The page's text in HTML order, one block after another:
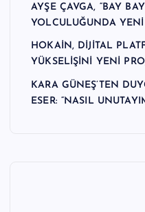
AYŞE ÇAVGA, “BAY
YOLCULUĞUNDA YENİ
HOKAİN, DİJİTAL
YÜKSELİŞİNİ YENİ
KARA GÜNEŞ’TEN
ESER: “NASIL